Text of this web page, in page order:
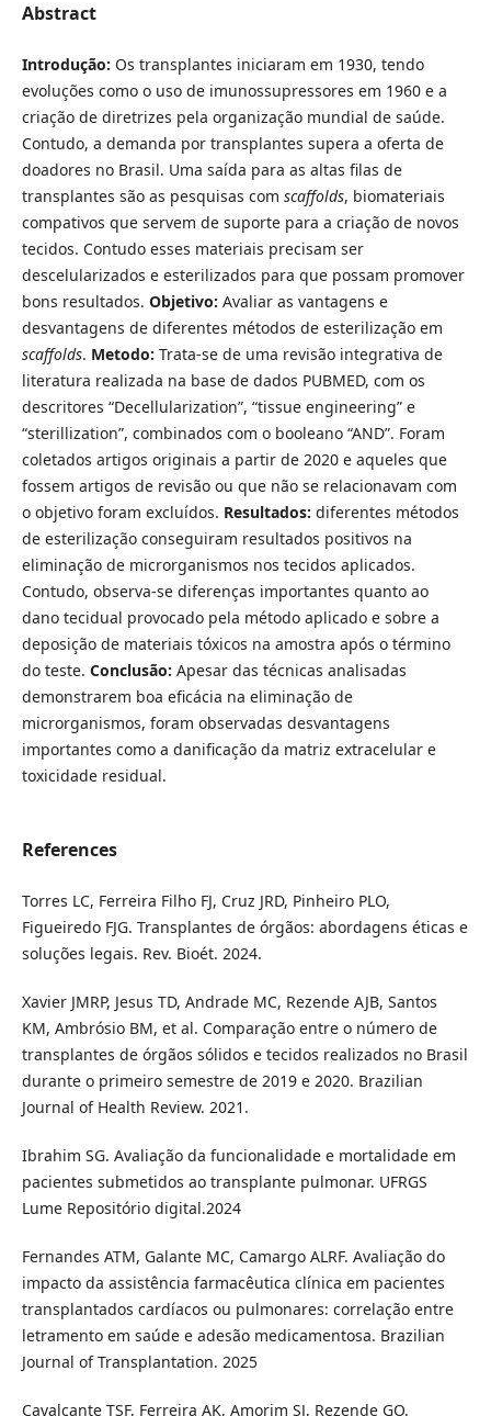
Abstract
Introdução: Os transplantes iniciaram em 1930, tendo
evoluções como o uso de imunossupressores em 1960 e a
criação de diretrizes pela organização mundial de saúde.
Contudo, a demanda por transplantes supera a oferta de
doadores no Brasil. Uma saída para as altas filas de
transplantes são as pesquisas com scaffolds, biomateriais
compativos que servem de suporte para a criação de novos
tecidos. Contudo esses materiais precisam ser
descelularizados e esterilizados para que possam promover
bons resultados. Objetivo: Avaliar as vantagens e
desvantagens de diferentes métodos de esterilização em
scaffolds. Metodo: Trata-se de uma revisão integrativa de
literatura realizada na base de dados PUBMED, com os
descritores “Decellularization”, “tissue engineering” e
“sterillization”, combinados com o booleano “AND”. Foram
coletados artigos originais a partir de 2020 e aqueles que
fossem artigos de revisão ou que não se relacionavam com
o objetivo foram excluídos. Resultados: diferentes métodos
de esterilização conseguiram resultados positivos na
eliminação de microrganismos nos tecidos aplicados.
Contudo, observa-se diferenças importantes quanto ao
dano tecidual provocado pela método aplicado e sobre a
deposição de materiais tóxicos na amostra após o término
do teste. Conclusão: Apesar das técnicas analisadas
demonstrarem boa eficácia na eliminação de
microrganismos, foram observadas desvantagens
importantes como a danificação da matriz extracelular e
toxicidade residual.
References
Torres LC, Ferreira Filho FJ, Cruz JRD, Pinheiro PLO,
Figueiredo FJG. Transplantes de órgãos: abordagens éticas e
soluções legais. Rev. Bioét. 2024.
Xavier JMRP, Jesus TD, Andrade MC, Rezende AJB, Santos
KM, Ambrósio BM, et al. Comparação entre o número de
transplantes de órgãos sólidos e tecidos realizados no Brasil
durante o primeiro semestre de 2019 e 2020. Brazilian
Journal of Health Review. 2021.
Ibrahim SG. Avaliação da funcionalidade e mortalidade em
pacientes submetidos ao transplante pulmonar. UFRGS
Lume Repositório digital.2024
Fernandes ATM, Galante MC, Camargo ALRF. Avaliação do
impacto da assistência farmacêutica clínica em pacientes
transplantados cardíacos ou pulmonares: correlação entre
letramento em saúde e adesão medicamentosa. Brazilian
Journal of Transplantation. 2025
Cavalcante TSF, Ferreira AK, Amorim SJ, Rezende GO.